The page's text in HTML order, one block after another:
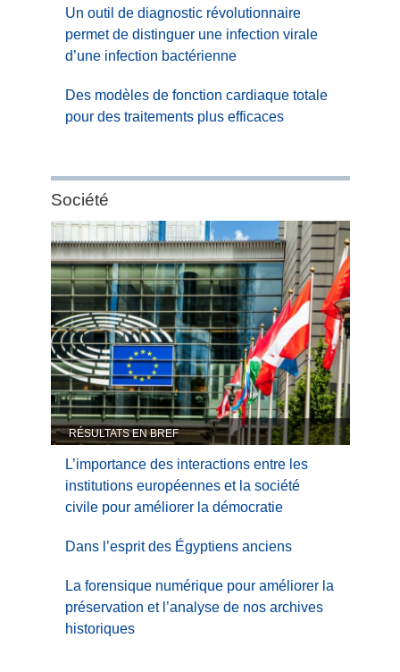
Un outil de diagnostic révolutionnaire
permet de distinguer une infection virale
d’une infection bactérienne
Des modèles de fonction cardiaque totale
pour des traitements plus efficaces
Category:
Société
Société
RÉSULTATS EN BREF
L’importance des interactions entre les
institutions européennes et la société
civile pour améliorer la démocratie
Dans l’esprit des Égyptiens anciens
La forensique numérique pour améliorer la
préservation et l’analyse de nos archives
historiques